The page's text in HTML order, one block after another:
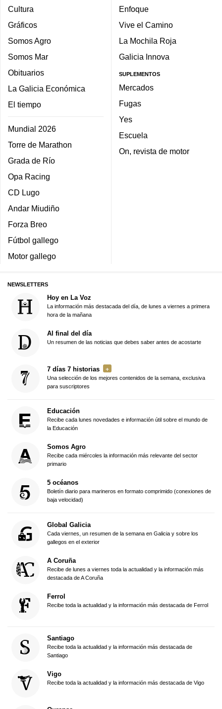
Cultura
Gráficos
Somos Agro
Somos Mar
Obituarios
La Galicia Económica
El tiempo
Mundial 2026
Torre de Marathon
Grada de Río
Opa Racing
CD Lugo
Andar Miudiño
Forza Breo
Fútbol gallego
Motor gallego
Enfoque
Vive el Camino
La Mochila Roja
Galicia Innova
SUPLEMENTOS
Mercados
Fugas
Yes
Escuela
On, revista de motor
NEWSLETTERS
Hoy en La Voz
La información más destacada del día, de lunes a viernes a primera
hora de la mañana
Al final del día
Un resumen de las noticias que debes saber antes de acostarte
7 días 7 historias
Una selección de los mejores contenidos de la semana, exclusiva
para suscriptores
Educación
Recibe cada lunes novedades e información útil sobre el mundo de
la Educación
Somos Agro
Recibe cada miércoles la información más relevante del sector
primario
5 océanos
Boletín diario para marineros en formato comprimido (conexiones de
baja velocidad)
Global Galicia
Cada viernes, un resumen de la semana en Galicia y sobre los
gallegos en el exterior
A Coruña
Recibe de lunes a viernes toda la actualidad y la información más
destacada de A Coruña
Ferrol
Recibe toda la actualidad y la información más destacada de Ferrol
Santiago
Recibe toda la actualidad y la información más destacada de
Santiago
Vigo
Recibe toda la actualidad y la información más destacada de Vigo